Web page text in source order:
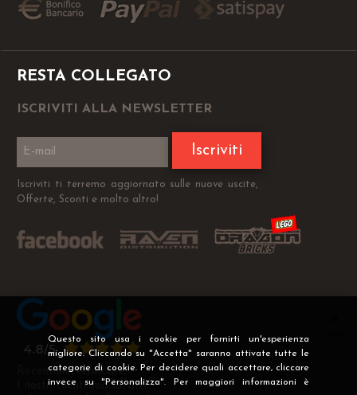
Questo sito usa i cookie per fornirti un'esperienza
migliore. Cliccando su "Accetta" saranno attivate tutte le
categorie di cookie. Per decidere quali accettare, cliccare
invece su "Personalizza". Per maggiori informazioni è
RESTA COLLEGATO
ISCRIVITI ALLA NEWSLETTER
Iscriviti
Iscriviti ti terremo aggiornato sulle nuove uscite,
Offerte, Sconti e molto altro!
Recensioni Verificate
I nostri clienti soddisfatti